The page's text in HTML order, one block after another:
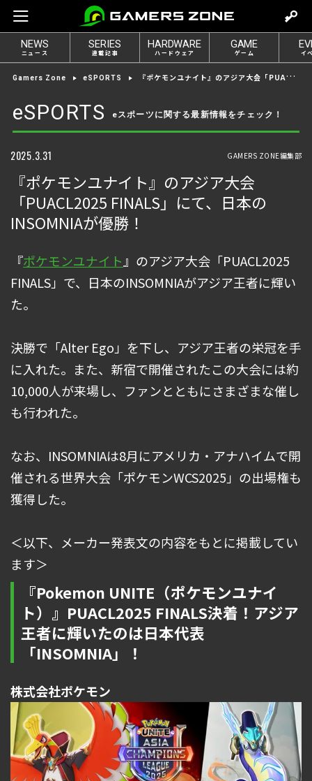
e
t
l
o
g
NEWS
ニュース
SERIES
連載記事
HARDWARE
ハードウェア
GAME
ゲーム イ
Gamers Zone eSPORTS 『ポケモンユナイト』のアジア大会「PUACL2025 FINALS」にて、日本のINSOMNIAが優勝！
eSPORTS eスポーツに関する最新情報をチェック！
2025.3.31 GAMERS ZONE編集部
『ポケモンユナイト』のアジア大会
「PUACL2025 FINALS」にて、日本の
INSOMNIAが優勝！
『ポケモンユナイト』のアジア大会「PUACL2025
FINALS」で、日本のINSOMNIAがアジア王者に輝い
た。
決勝で「Alter Ego」を下し、アジア王者の栄冠を手
に入れた。また、新宿で開催されたこの大会には約
10,000人が来場し、ファンとともにさまざまな催し
も行われた。
なお、INSOMNIAは8月にアメリカ・アナハイムで開
催される世界大会「ポケモンWCS2025」の出場権も
獲得した。
＜以下、メーカー発表文の内容をもとに掲載してい
ます＞
『Pokemon UNITE（ポケモンユナイ
ト）』PUACL2025 FINALS決着！アジア
王者に輝いたのは日本代表
「INSOMNIA」！
株式会社ポケモン